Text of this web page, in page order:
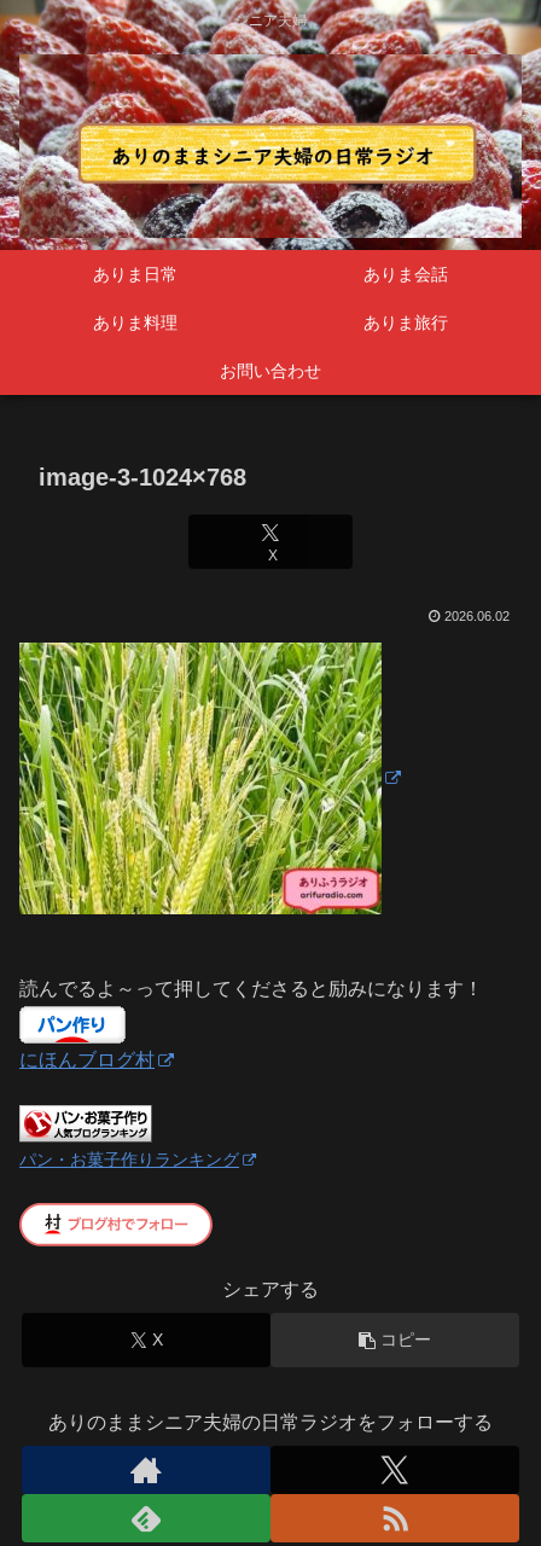
シニア夫婦
ありま日常 ありま会話
ありま料理 ありま旅行
お問い合わせ
image-3-1024×768
X
2026.06.02
読んでるよ～って押してくださると励みになります！
にほんブログ村
パン・お菓子作りランキング
シェアする
X コピー
ありのままシニア夫婦の日常ラジオをフォローする